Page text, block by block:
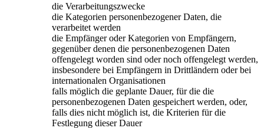
die Verarbeitungszwecke
die Kategorien personenbezogener Daten, die
verarbeitet werden
die Empfänger oder Kategorien von Empfängern,
gegenüber denen die personenbezogenen Daten
offengelegt worden sind oder noch offengelegt werden,
insbesondere bei Empfängern in Drittländern oder bei
internationalen Organisationen
falls möglich die geplante Dauer, für die die
personenbezogenen Daten gespeichert werden, oder,
falls dies nicht möglich ist, die Kriterien für die
Festlegung dieser Dauer